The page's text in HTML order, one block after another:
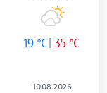
19 °C 35 °C
10.08.2026